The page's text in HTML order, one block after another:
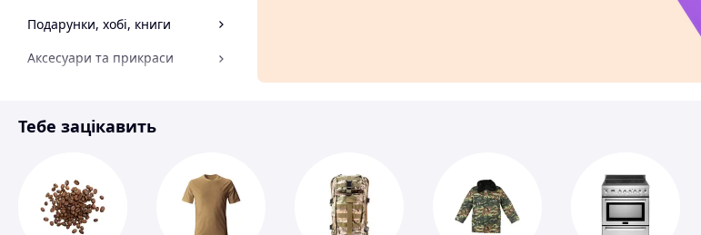
Подарунки, хобі, книги
Аксесуари та прикраси
Спорт і відпочинок
Тебе зацікавить